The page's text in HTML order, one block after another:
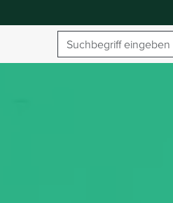
Suchbegriff